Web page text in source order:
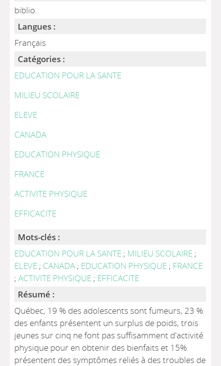
biblio.
Langues :
Français
Catégories :
EDUCATION POUR LA SANTE
MILIEU SCOLAIRE
ELEVE
CANADA
EDUCATION PHYSIQUE
FRANCE
ACTIVITE PHYSIQUE
EFFICACITE
Mots-clés :
EDUCATION POUR LA SANTE ; MILIEU SCOLAIRE ;
ELEVE ; CANADA ; EDUCATION PHYSIQUE ; FRANCE
;ACTIVITE PHYSIQUE ; EFFICACITE
Résumé :
Québec, 19 % des adolescents sont fumeurs, 23 %
des enfants présentent un surplus de poids, trois
jeunes sur cinq ne font pas suffisamment d'activité
physique pour en obtenir des bienfaits et 15%
présentent des symptômes reliés à des troubles de